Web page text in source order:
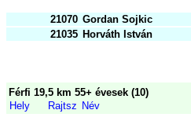
21070 Gordan Sojkic
21035 Horváth István
Férfi 19,5 km 55+ évesek (10)
Hely
Rajtsz Név